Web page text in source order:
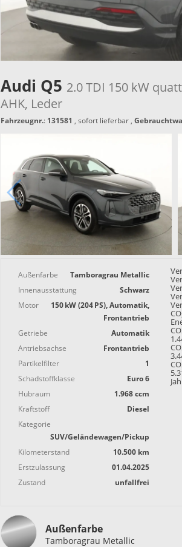
Audi Q5 2.0 TDI 150 kW
AHK, Leder
Fahrzeugnr.: 131581 , sofort lieferbar,
Außenfarbe
Tamboragrau Metallic
Innenausstattung
Schwarz
Motor
150 kW (204 PS), Automatik,
Frontantrieb
Getriebe
Automatik
Antriebsachse
Frontantrieb
Partikelfilter
1
Schadstoffklasse
Euro 6
Hubraum
1.968 ccm
Kraftstoff
Diesel
Kategorie
SUV/Geländewagen/Pickup
Kilometerstand
10.500 km
Erstzulassung
01.04.2025
Zustand
unfallfrei
CO
Außenfarbe
Tamboragrau Metallic